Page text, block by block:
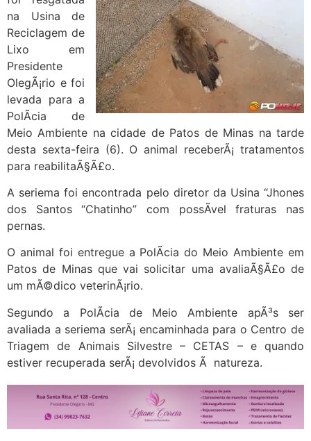
na Usina de
Reciclagem de
Lixo em
Presidente
OlegÃ¡rio e foi
levada para a
PolÃ­cia de
Meio Ambiente na cidade de Patos de Minas na tarde
desta sexta-feira (6). O animal receberÃ¡ tratamentos
para reabilitaÃ§Ã£o.
A seriema foi encontrada pelo diretor da Usina “Jhones
dos Santos “Chatinho” com possÃ­vel fraturas nas
pernas.
O animal foi entregue a PolÃ­cia do Meio Ambiente em
Patos de Minas que vai solicitar uma avaliaÃ§Ã£o de
um mÃ©dico veterinÃ¡rio.
Segundo a PolÃ­cia de Meio Ambiente apÃ³s ser
avaliada a seriema serÃ¡ encaminhada para o Centro de
Triagem de Animais Silvestre – CETAS – e quando
estiver recuperada serÃ¡ devolvidos Ã natureza.